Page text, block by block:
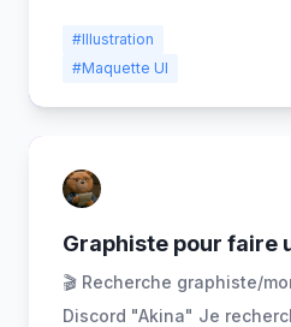
#Illustration
#Maquette UI
Graphiste pour faire
🎬 Recherche graphiste/
Discord "Akina" Je